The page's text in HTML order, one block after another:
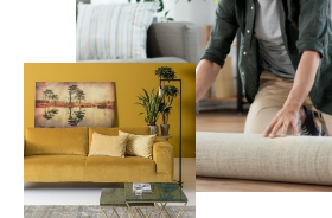
op
de
productpagina
worden
op
de
productpagina